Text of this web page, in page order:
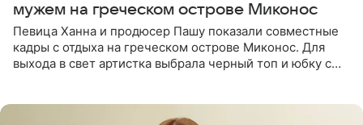
мужем на греческом острове Миконос
Певица Ханна и продюсер Пашу показали совместные
кадры с отдыха на греческом острове Миконос. Для
выхода в свет артистка выбрала черный топ и юбку с